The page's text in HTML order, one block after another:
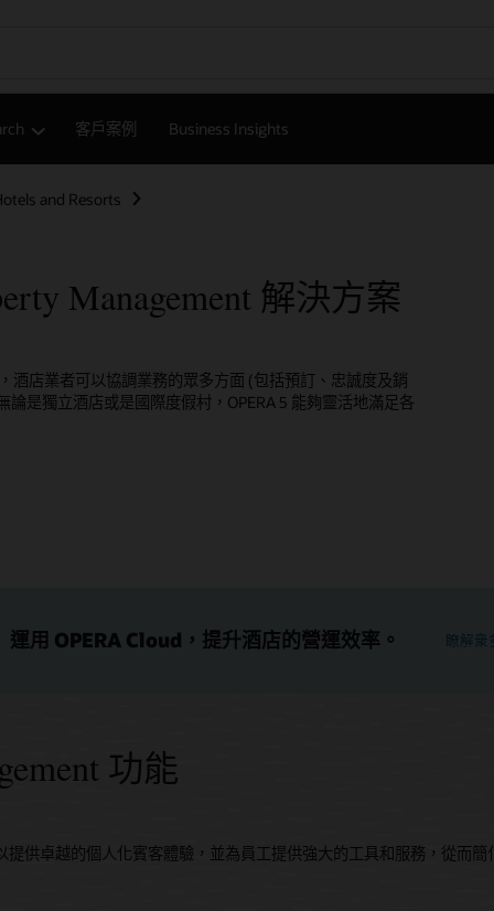
客戶案例 Business Insights
and Resorts
Management 解決方案
酒店業者可以協調業務的眾多方面 (包括預訂、忠誠度及銷
是獨立酒店或是國際度假村，OPERA 5 能夠靈活地滿足各
運用 OPERA Cloud，提升酒店的營運效率。 瞭解衆
功能
提供卓越的個人化賓客體驗，並為員工提供強大的工具和服務，從而簡